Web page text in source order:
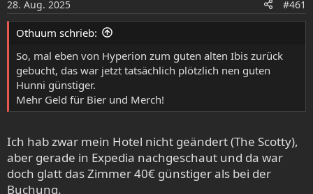
l
e
r
l
t
a
28. Aug. 2025 #461
Othuum schrieb:
So, mal eben von Hyperion zum guten alten Ibis zurück
gebucht, das war jetzt tatsächlich plötzlich nen guten
Hunni günstiger.
Mehr Geld für Bier und Merch!
Ich hab zwar mein Hotel nicht geändert (The Scotty),
aber gerade in Expedia nachgeschaut und da war
doch glatt das Zimmer 40€ günstiger als bei der
Buchung.